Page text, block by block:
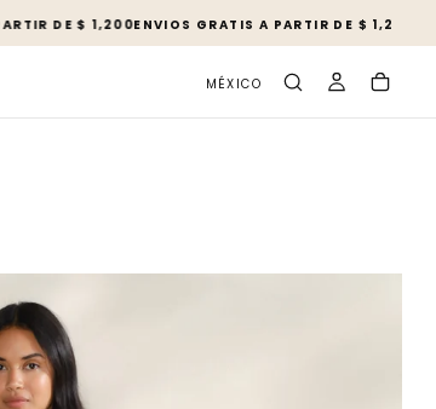
$ 1,200ENVIOS GRATIS A PARTIR DE $ 1,200ENVIOS
MÉXICO